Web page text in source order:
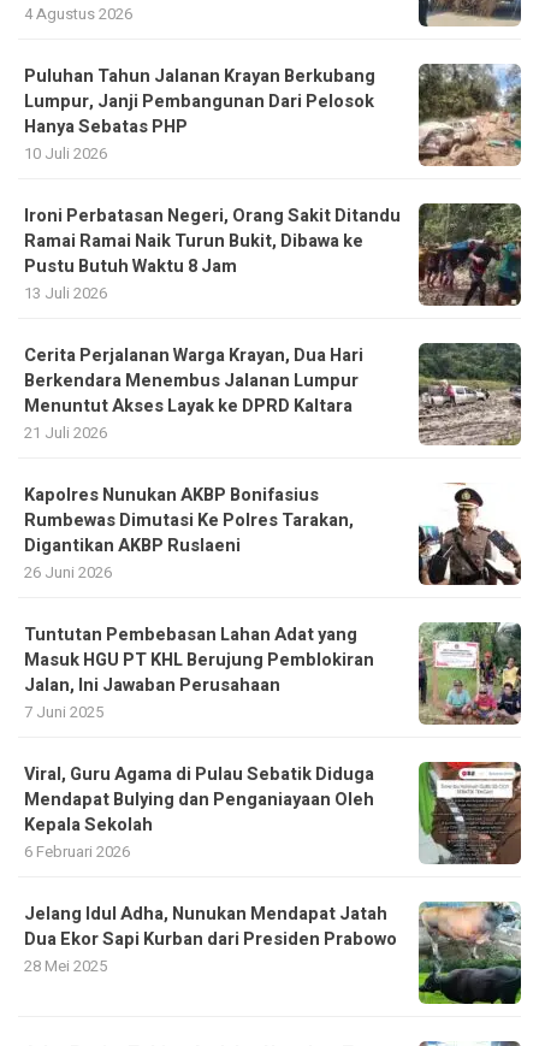
4 Agustus 2026
Puluhan Tahun Jalanan Krayan Berkubang
Lumpur, Janji Pembangunan Dari Pelosok
Hanya Sebatas PHP
10 Juli 2026
Ironi Perbatasan Negeri, Orang Sakit Ditandu
Ramai Ramai Naik Turun Bukit, Dibawa ke
Pustu Butuh Waktu 8 Jam
13 Juli 2026
Cerita Perjalanan Warga Krayan, Dua Hari
Berkendara Menembus Jalanan Lumpur
Menuntut Akses Layak ke DPRD Kaltara
21 Juli 2026
Kapolres Nunukan AKBP Bonifasius
Rumbewas Dimutasi Ke Polres Tarakan,
Digantikan AKBP Ruslaeni
26 Juni 2026
Tuntutan Pembebasan Lahan Adat yang
Masuk HGU PT KHL Berujung Pemblokiran
Jalan, Ini Jawaban Perusahaan
7 Juni 2025
Viral, Guru Agama di Pulau Sebatik Diduga
Mendapat Bulying dan Penganiayaan Oleh
Kepala Sekolah
6 Februari 2026
Jelang Idul Adha, Nunukan Mendapat Jatah
Dua Ekor Sapi Kurban dari Presiden Prabowo
28 Mei 2025